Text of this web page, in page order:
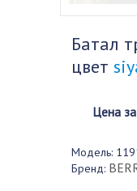
Батал
цвет
Цена
Модель:
Бренд: